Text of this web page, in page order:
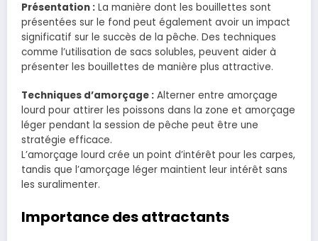
Présentation : La manière dont les bouillettes sont
présentées sur le fond peut également avoir un impact
significatif sur le succès de la pêche. Des techniques
comme l’utilisation de sacs solubles, peuvent aider à
présenter les bouillettes de manière plus attractive.
Techniques d’amorçage : Alterner entre amorçage
lourd pour attirer les poissons dans la zone et amorçage
léger pendant la session de pêche peut être une
stratégie efficace.
L’amorçage lourd crée un point d’intérêt pour les carpes,
tandis que l’amorçage léger maintient leur intérêt sans
les suralimenter.
Importance des attractants